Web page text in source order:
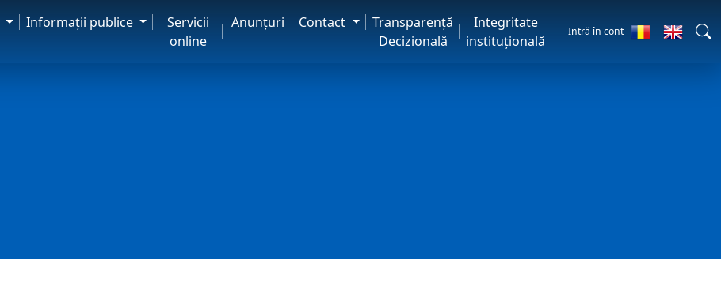
Informaţii publice
Servicii
online
Anunţuri Contact
Transparență
Decizională
Integritate
instituțională
Intră în cont